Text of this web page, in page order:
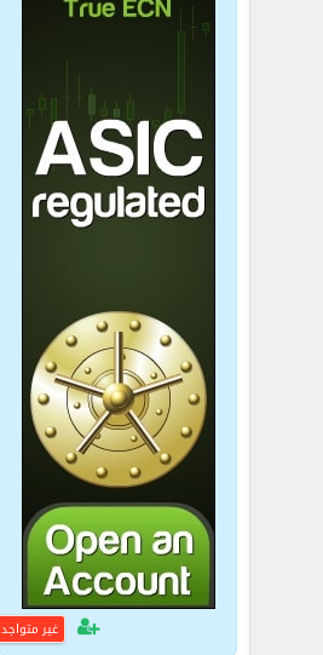
غير متواجد